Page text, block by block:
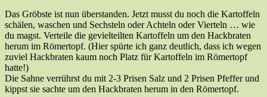
Das Gröbste ist nun überstanden. Jetzt musst du noch die Kartoffeln
schälen, waschen und Sechsteln oder Achteln oder Vierteln … wie
du magst. Verteile die gevielteilten Kartoffeln um den Hackbraten
herum im Römertopf. (Hier spürte ich ganz deutlich, dass ich wegen
zuviel Hackbraten kaum noch Platz für Kartoffeln im Römertopf
hatte!)
Die Sahne verrührst du mit 2-3 Prisen Salz und 2 Prisen Pfeffer und
kippst sie sachte um den Hackbraten herum in den Römertopf.